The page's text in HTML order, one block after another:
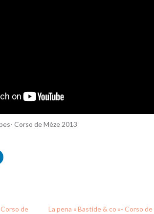
Corso de Mèze 2013
de
La pena « Bastide & co »- Corso de